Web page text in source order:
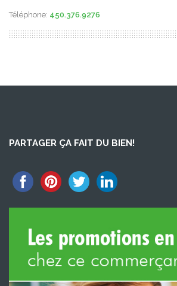
Téléphone: 450.376.9276
PARTAGER ÇA FAIT DU BIEN!